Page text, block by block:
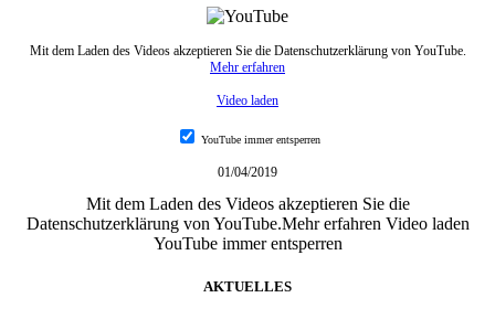
Mit dem Laden des Videos akzeptieren Sie die Datenschutzerklärung von YouTube.
Mehr erfahren
Video laden
YouTube immer entsperren
01/04/2019
Mit dem Laden des Videos akzeptieren Sie die
Datenschutzerklärung von YouTube.Mehr erfahren Video laden
YouTube immer entsperren
AKTUELLES